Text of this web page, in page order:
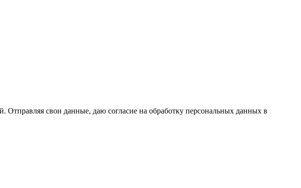
свои данные, даю согласие на обработку персональных данных в